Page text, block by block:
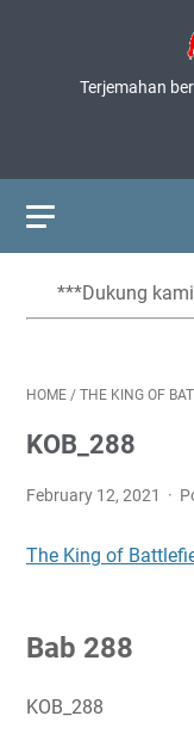
Terjemahan
***Dukung
HOME / THE KING OF
KOB_288
February 12, 2021
The King of
Bab 288
KOB_288